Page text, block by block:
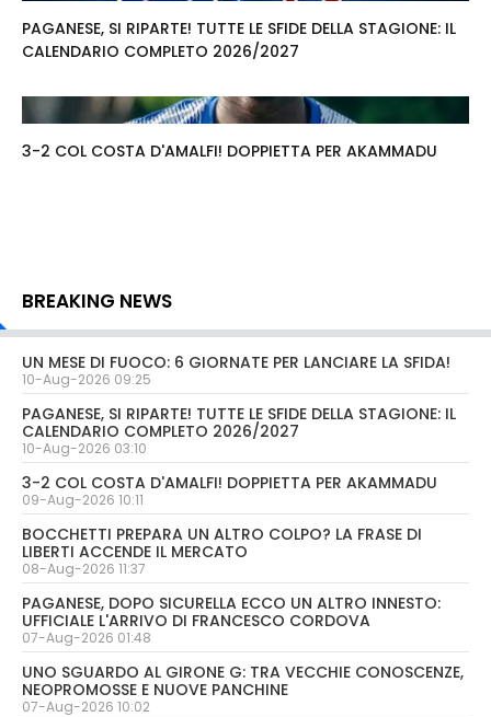
PAGANESE, SI RIPARTE! TUTTE LE SFIDE DELLA STAGIONE: IL
CALENDARIO COMPLETO 2026/2027
3-2 COL COSTA D'AMALFI! DOPPIETTA PER AKAMMADU
BREAKING NEWS
UN MESE DI FUOCO: 6 GIORNATE PER LANCIARE LA SFIDA!
10-Aug-2026 09:25
PAGANESE, SI RIPARTE! TUTTE LE SFIDE DELLA STAGIONE: IL
CALENDARIO COMPLETO 2026/2027
10-Aug-2026 03:10
3-2 COL COSTA D'AMALFI! DOPPIETTA PER AKAMMADU
09-Aug-2026 10:11
BOCCHETTI PREPARA UN ALTRO COLPO? LA FRASE DI
LIBERTI ACCENDE IL MERCATO
08-Aug-2026 11:37
PAGANESE, DOPO SICURELLA ECCO UN ALTRO INNESTO:
UFFICIALE L'ARRIVO DI FRANCESCO CORDOVA
07-Aug-2026 01:48
UNO SGUARDO AL GIRONE G: TRA VECCHIE CONOSCENZE,
NEOPROMOSSE E NUOVE PANCHINE
07-Aug-2026 10:02